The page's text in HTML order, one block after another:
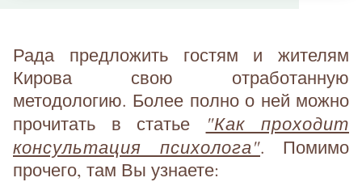
Рада предложить гостям и жителям
Кирова свою отработанную
методологию. Более полно о ней можно
прочитать в статье
"Как проходит
консультация психолога". Помимо
прочего, там Вы узнаете: